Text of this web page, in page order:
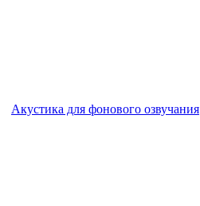
Акустика для фонового озвучания